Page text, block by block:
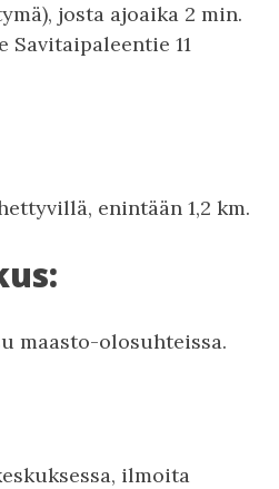
josta ajoaika 2 min.
Savitaipaleentie 11
enintään 1,2 km.
maasto-olosuhteissa.
ilmoita